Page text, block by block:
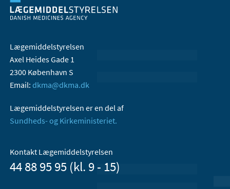
Lægemiddelstyrelsen
Axel Heides Gade 1
2300 København S
Email: dkma@dkma.dk
Lægemiddelstyrelsen er en del af
Sundheds- og Kirkeministeriet.
Kontakt Lægemiddelstyrelsen
44 88 95 95 (kl. 9 - 15)